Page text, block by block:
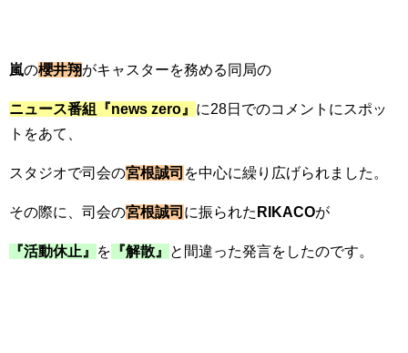
嵐の櫻井翔がキャスターを務める同局の
ニュース番組『news zero』 に28日でのコメントにスポッ
トをあて、
スタジオで司会の宮根誠司 を中心に繰り広げられました。
その際に、司会の宮根誠司 に振られた RIKACOが
『活動休止』 を 『解散』 と間違った発言をしたのです。